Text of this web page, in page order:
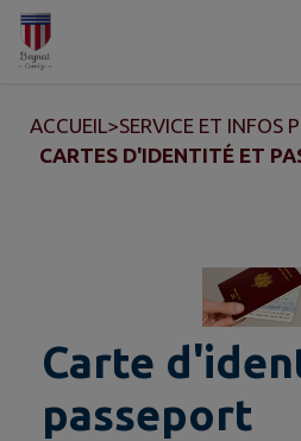
Contenu
ACCUEIL>SERVICE ET INFOS
CARTES D'IDENTITÉ ET
Carte
passeport